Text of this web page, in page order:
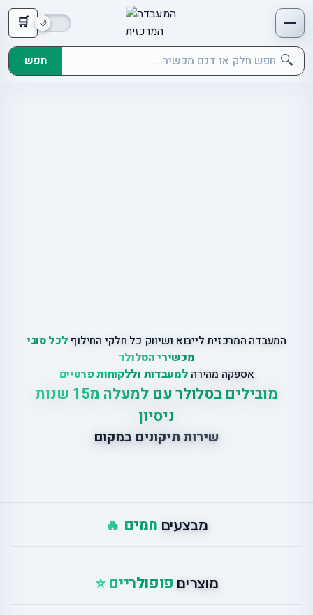
🛒
🔍 חפש
המעבדה המרכזית לייבוא ושיווק כל חלקי החילוףלכל סוגי
מכשירי הסלולר
אספקה מהירה למעבדות וללקוחות פרטיים
מובילים בסלולר עם למעלה מ15 שנות
ניסיון
שירות תיקונים במקום
מבצעים חמים 🔥
מוצרים פופולריים ⭐